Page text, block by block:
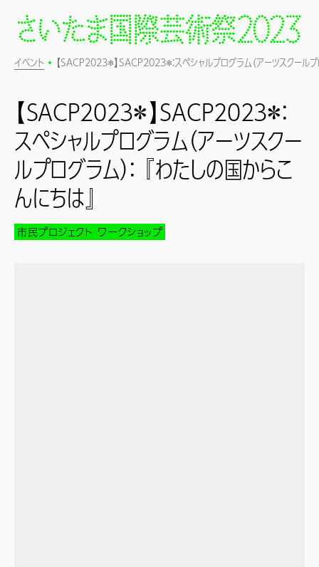
イベント 【SACP2023＊】SACP2023＊：スペシャルプログラム（アーツスクールプ
【SACP2023＊】SACP2023＊：
スペシャルプログラム（アーツスクー
ルプログラム）： 『わたしの国からこ
んにちは』
市民プロジェクト ワークショップ